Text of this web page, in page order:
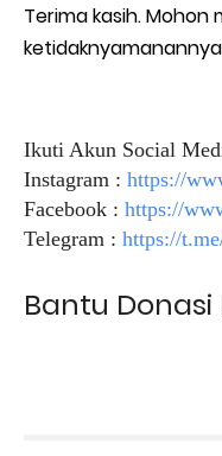
Terima kasih. Mohon
Ikuti Akun Social
Instagram : https://
Facebook : https://
Telegram : https://
Bantu Donasi